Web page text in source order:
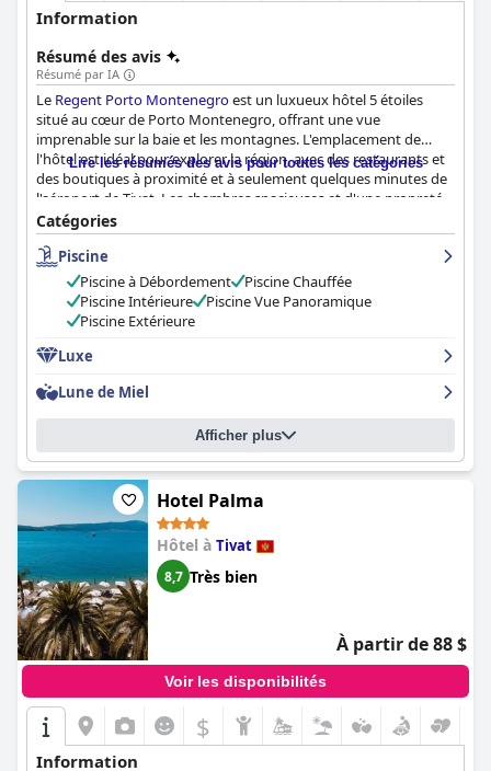
Information
Résumé des avis
Résumé par IA
Le Regent Porto Montenegroest un luxueux hôtel 5 étoiles
situé au cœur de Porto Montenegro, offrant une vue
imprenable sur la baie et les montagnes. L'emplacement de
l'hôtel est idéal pour explorer la région, avec des restaurants et
des boutiques à proximité et à seulement quelques minutes de
l'aéroport de Tivat. Les chambres spacieuses et d'une propreté
irréprochable sont conçues avec une attention particulière aux
détails, pour un séjour charmant et confortable. La
caractéristique principale de l'hôtel est le petit déjeuner avec
une combinaison d'options à la carte et de buffet, décrit comme
délicieux, exceptionnel, parfait et incroyable. Le personnel est
exceptionnel et de nombreux commentaires le décrivent
l'hôtel sont également très appréciés, les clients les décrivant
séjour. LeRegent Porto Montenegro
est un excellent choix pour
des vacances en famille, avec des hébergements et des activités
pour les enfants. Dans l'ensemble, l'hôtel est considéré comme
le meilleur de Tivat et peut-être d'Europe, offrant une touche de
luxe sensationnelle et inoubliable.
Lire les résumés des avis pour toutes les catégories
Catégories
Piscine
Piscine à Débordement
Piscine Chauffée
Piscine Intérieure
Piscine Vue Panoramique
Piscine Extérieure
Luxe
Lune de Miel
Afficher plus
Hotel Palma
Hôtel à Tivat
8,7 Très bien
À partir de 88 $
Voir les disponibilités
$
Information